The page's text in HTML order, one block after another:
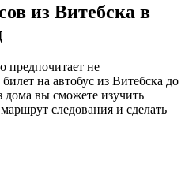
из Витебска в
предпочитает не
на автобус из Витебска до
вы сможете изучить
следования и сделать